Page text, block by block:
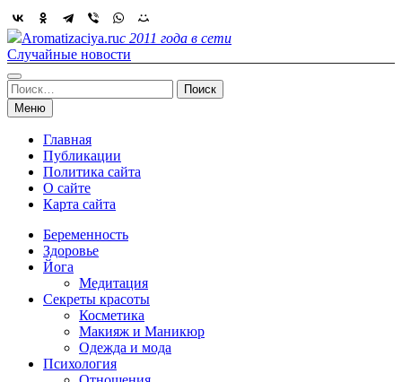
Skip
to
content
Aromatizaciya.ruс 2011 года в сети
Случайные новости
Найти:
Меню
Главная
Публикации
Политика сайта
О сайте
Карта сайта
Беременность
Здоровье
Йога
Медитация
Секреты красоты
Косметика
Макияж и Маникюр
Одежда и мода
Психология